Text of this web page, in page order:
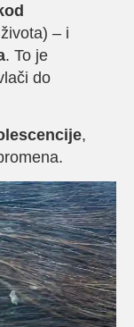
– i
. To je
do
,